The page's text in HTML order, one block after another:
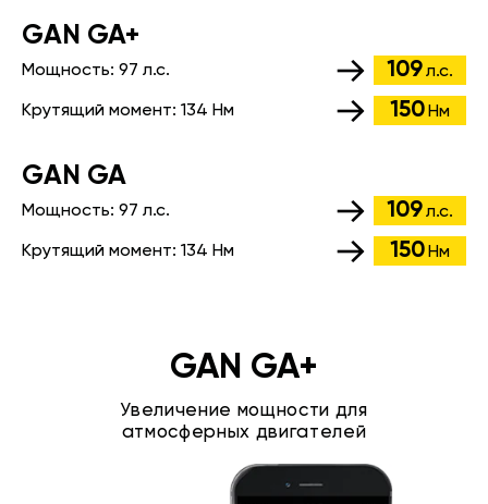
GАN GA+
Мощность: 97 л.с. 109л.с.
Крутящий момент: 134 Нм 150 Нм
GАN GA
Мощность: 97 л.с. 109л.с.
Крутящий момент: 134 Нм 150 Нм
GAN GA+
Увеличение мощности для
атмосферных двигателей